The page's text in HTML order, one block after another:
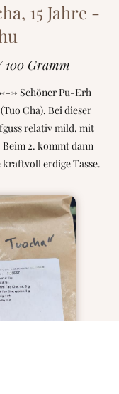
15 Jahre -
Gramm
> Schöner Pu-Erh
Cha). Bei dieser
relativ mild, mit
2. kommt dann
erdige Tasse.